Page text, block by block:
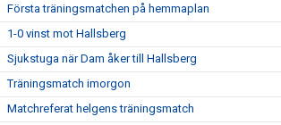
Första träningsmatchen på hemmaplan
1-0 vinst mot Hallsberg
Sjukstuga när Dam åker till Hallsberg
Träningsmatch imorgon
Matchreferat helgens träningsmatch